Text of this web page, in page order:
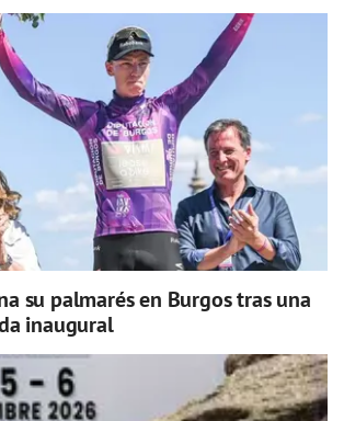
su palmarés en Burgos tras una
inaugural